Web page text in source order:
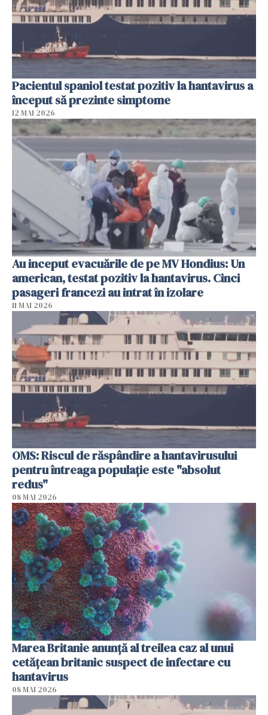
Pacientul spaniol testat pozitiv la hantavirus a
început să prezinte simptome
12 MAI 2026
Au inceput evacuările de pe MV Hondius: Un
american, testat pozitiv la hantavirus. Cinci
pasageri francezi au intrat în izolare
11 MAI 2026
OMS: Riscul de răspândire a hantavirusului
pentru întreaga populaţie este "absolut
redus"
08 MAI 2026
Marea Britanie anunţă al treilea caz al unui
cetăţean britanic suspect de infectare cu
hantavirus
08 MAI 2026